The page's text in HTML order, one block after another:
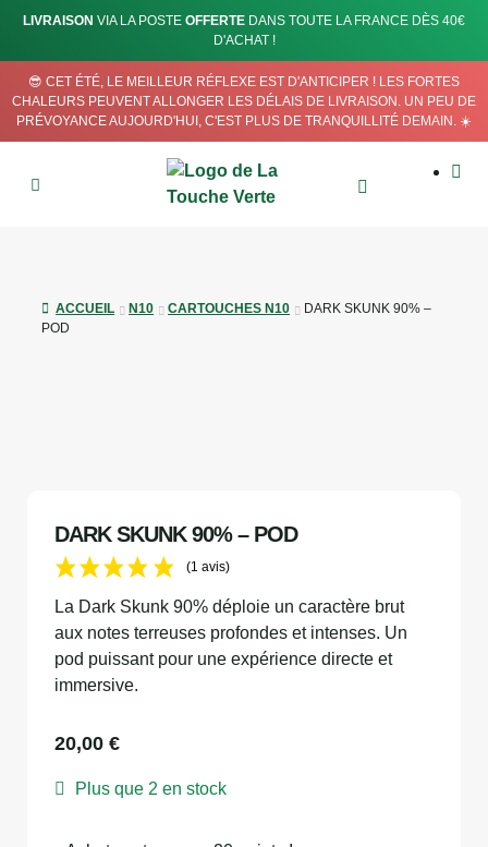
LIVRAISON VIA LA POSTE OFFERTE DANS TOUTE LA FRANCE DÈS 40€
D'ACHAT !
😎 CET ÉTÉ, LE MEILLEUR RÉFLEXE EST D'ANTICIPER ! LES FORTES
CHALEURS PEUVENT ALLONGER LES DÉLAIS DE LIVRAISON. UN PEU DE
PRÉVOYANCE AUJOURD'HUI, C'EST PLUS DE TRANQUILLITÉ DEMAIN. ☀️
ACCUEIL N10 CARTOUCHES N10
DARK SKUNK 90% –
POD
DARK SKUNK 90% – POD
(1 avis)
La Dark Skunk 90% déploie un caractère brut
aux notes terreuses profondes et intenses. Un
pod puissant pour une expérience directe et
immersive.
20,00 €
Plus que 2 en stock